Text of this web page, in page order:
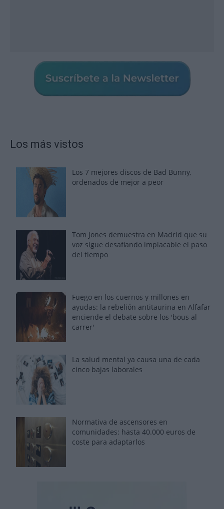
Los más vistos
Los 7 mejores discos de Bad Bunny,
ordenados de mejor a peor
Tom Jones demuestra en Madrid que su
voz sigue desafiando implacable el paso
del tiempo
Fuego en los cuernos y millones en
ayudas: la rebelión antitaurina en Alfafar
enciende el debate sobre los 'bous al
carrer'
La salud mental ya causa una de cada
cinco bajas laborales
Normativa de ascensores en
comunidades: hasta 40.000 euros de
coste para adaptarlos